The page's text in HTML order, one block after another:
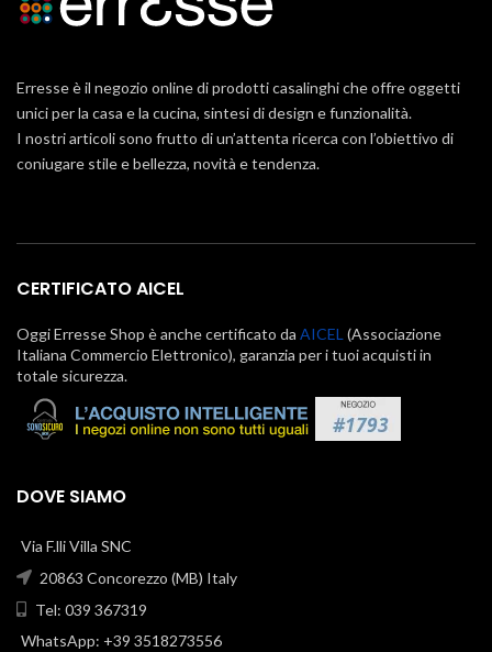
Erresse è il negozio online di prodotti casalinghi che offre oggetti
unici per la casa e la cucina, sintesi di design e funzionalità.
I nostri articoli sono frutto di un’attenta ricerca con l’obiettivo di
coniugare stile e bellezza, novità e tendenza.
CERTIFICATO AICEL
Oggi Erresse Shop è anche certificato da AICEL (Associazione
Italiana Commercio Elettronico), garanzia per i tuoi acquisti in
totale sicurezza.
DOVE SIAMO
Via F.lli Villa SNC
20863 Concorezzo (MB) Italy
Tel: 039 367319
WhatsApp: +39 3518273556